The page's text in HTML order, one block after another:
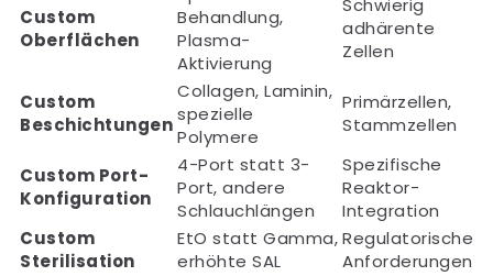
Custom
Oberflächen
Behandlung,
Plasma-
Aktivierung
Schwierig
adhärente
Zellen
Custom
Beschichtungen
Collagen, Laminin,
spezielle
Polymere
Primärzellen,
Stammzellen
Custom Port-
Konfiguration
4-Port statt 3-
Port, andere
Schlauchlängen
Spezifische
Reaktor-
Integration
Custom
Sterilisation
EtO statt Gamma,
erhöhte SAL
Regulatorische
Anforderungen